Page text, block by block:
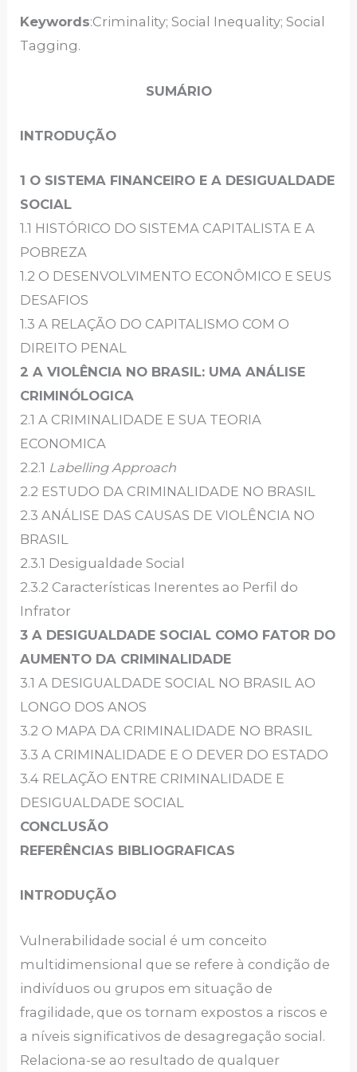
Keywords:Criminality; Social Inequality; Social
Tagging.
SUMÁRIO
INTRODUÇÃO
1 O SISTEMA FINANCEIRO E A DESIGUALDADE
SOCIAL
1.1 HISTÓRICO DO SISTEMA CAPITALISTA E A
POBREZA
1.2 O DESENVOLVIMENTO ECONÔMICO E SEUS
DESAFIOS
1.3 A RELAÇÃO DO CAPITALISMO COM O
DIREITO PENAL
2 A VIOLÊNCIA NO BRASIL: UMA ANÁLISE
CRIMINÓLOGICA
2.1 A CRIMINALIDADE E SUA TEORIA
ECONOMICA
2.2.1 Labelling Approach
2.2 ESTUDO DA CRIMINALIDADE NO BRASIL
2.3 ANÁLISE DAS CAUSAS DE VIOLÊNCIA NO
BRASIL
2.3.1 Desigualdade Social
2.3.2 Características Inerentes ao Perfil do
Infrator
3 A DESIGUALDADE SOCIAL COMO FATOR DO
AUMENTO DA CRIMINALIDADE
3.1 A DESIGUALDADE SOCIAL NO BRASIL AO
LONGO DOS ANOS
3.2 O MAPA DA CRIMINALIDADE NO BRASIL
3.3 A CRIMINALIDADE E O DEVER DO ESTADO
3.4 RELAÇÃO ENTRE CRIMINALIDADE E
DESIGUALDADE SOCIAL
CONCLUSÃO
REFERÊNCIAS BIBLIOGRAFICAS
INTRODUÇÃO
Vulnerabilidade social é um conceito
multidimensional que se refere à condição de
indivíduos ou grupos em situação de
fragilidade, que os tornam expostos a riscos e
a níveis significativos de desagregação social.
Relaciona-se ao resultado de qualquer